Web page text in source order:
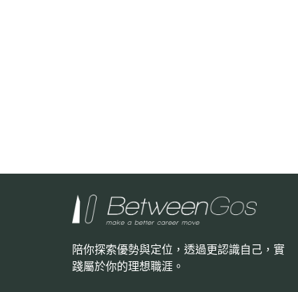
陪你探索優勢與定位，透過更認識自己，實
踐屬於你的理想職涯。